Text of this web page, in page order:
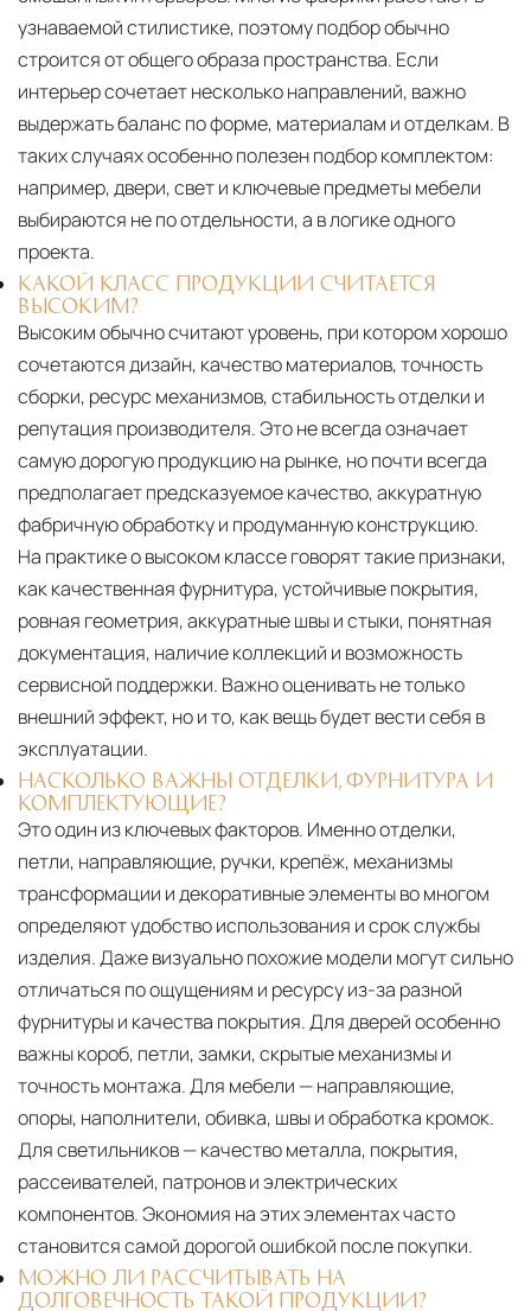
узнаваемой стилистике, поэтому подбор обычно
строится от общего образа пространства. Если
интерьер сочетает несколько направлений, важно
выдержать баланс по форме, материалам и отделкам. В
таких случаях особенно полезен подбор комплектом:
например, двери, свет и ключевые предметы мебели
выбираются не по отдельности, а в логике одного
проекта.
КАКОЙ КЛАСС ПРОДУКЦИИ СЧИТАЕТСЯ
ВЫСОКИМ?
Высоким обычно считают уровень, при котором хорошо
сочетаются дизайн, качество материалов, точность
сборки, ресурс механизмов, стабильность отделки и
репутация производителя. Это не всегда означает
самую дорогую продукцию на рынке, но почти всегда
предполагает предсказуемое качество, аккуратную
фабричную обработку и продуманную конструкцию.
На практике о высоком классе говорят такие признаки,
как качественная фурнитура, устойчивые покрытия,
ровная геометрия, аккуратные швы и стыки, понятная
документация, наличие коллекций и возможность
сервисной поддержки. Важно оценивать не только
внешний эффект, но и то, как вещь будет вести себя в
эксплуатации.
НАСКОЛЬКО ВАЖНЫ ОТДЕЛКИ, ФУРНИТУРА И
КОМПЛЕКТУЮЩИЕ?
Это один из ключевых факторов. Именно отделки,
петли, направляющие, ручки, крепёж, механизмы
трансформации и декоративные элементы во многом
определяют удобство использования и срок службы
изделия. Даже визуально похожие модели могут сильно
отличаться по ощущениям и ресурсу из-за разной
фурнитуры и качества покрытия. Для дверей особенно
важны короб, петли, замки, скрытые механизмы и
точность монтажа. Для мебели — направляющие,
опоры, наполнители, обивка, швы и обработка кромок.
Для светильников — качество металла, покрытия,
рассеивателей, патронов и электрических
компонентов. Экономия на этих элементах часто
становится самой дорогой ошибкой после покупки.
МОЖНО ЛИ РАССЧИТЫВАТЬ НА
ДОЛГОВЕЧНОСТЬ ТАКОЙ ПРОДУКЦИИ?